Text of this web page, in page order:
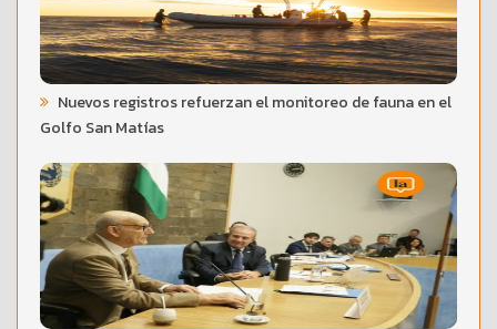
Nuevos registros refuerzan el monitoreo de fauna en el
Golfo San Matías